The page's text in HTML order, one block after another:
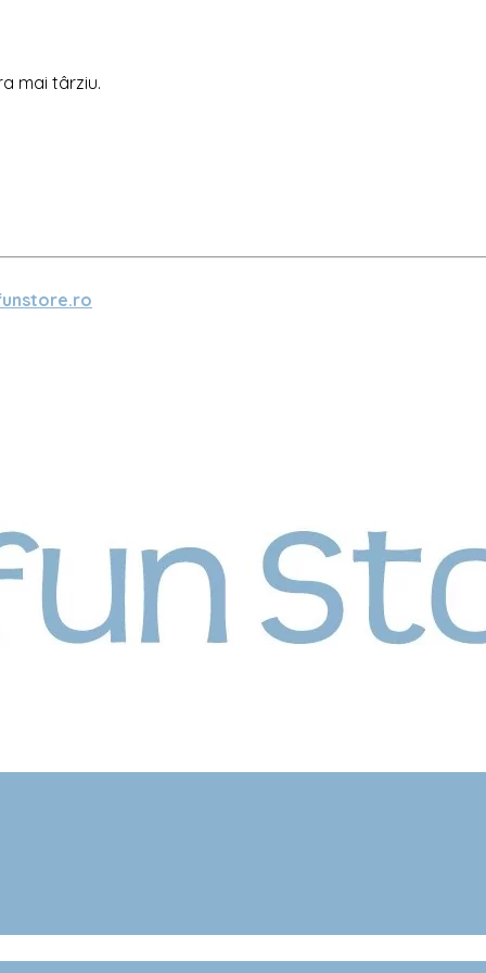
mai târziu.